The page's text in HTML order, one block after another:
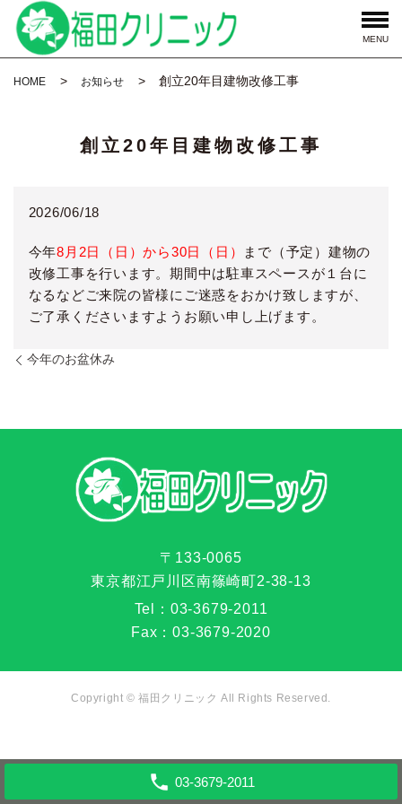
MENU
HOME お知らせ 創立20年目建物改修工事
創立20年目建物改修工事
2026/06/18
今年8月2日（日）から30日（日）
まで（予定）建物の
改修工事を行います。期間中は駐車スペースが１台に
なるなどご来院の皆様にご迷惑をおかけ致しますが、
ご了承くださいますようお願い申し上げます。
今年のお盆休み
〒133-0065
東京都江戸川区南篠崎町2-38-13
Tel： 03-3679-2011
Fax：03-3679-2020
Copyright ©福田クリニック All Rights Reserved.